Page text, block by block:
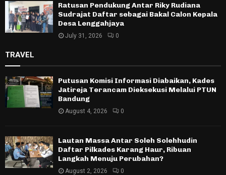
Ratusan Pendukung Antar Riky Rudiana
Sudrajat Daftar sebagai Bakal Calon Kepala
Desa Lenggahjaya
July 31, 2026 0
TRAVEL
Putusan Komisi Informasi Diabaikan, Kades
Jatireja Terancam Dieksekusi Melalui PTUN
Bandung
August 4, 2026 0
Lautan Massa Antar Soleh Solehhudin
Daftar Pilkades Karang Haur, Ribuan
Langkah Menuju Perubahan?
August 2, 2026 0